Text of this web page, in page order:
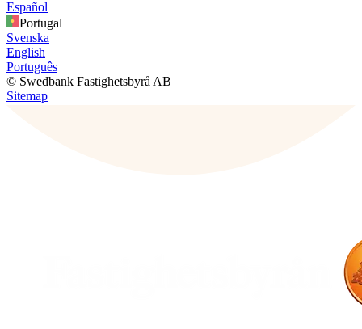
Español
Portugal
Svenska
English
Português
© Swedbank Fastighetsbyrå AB
Sitemap